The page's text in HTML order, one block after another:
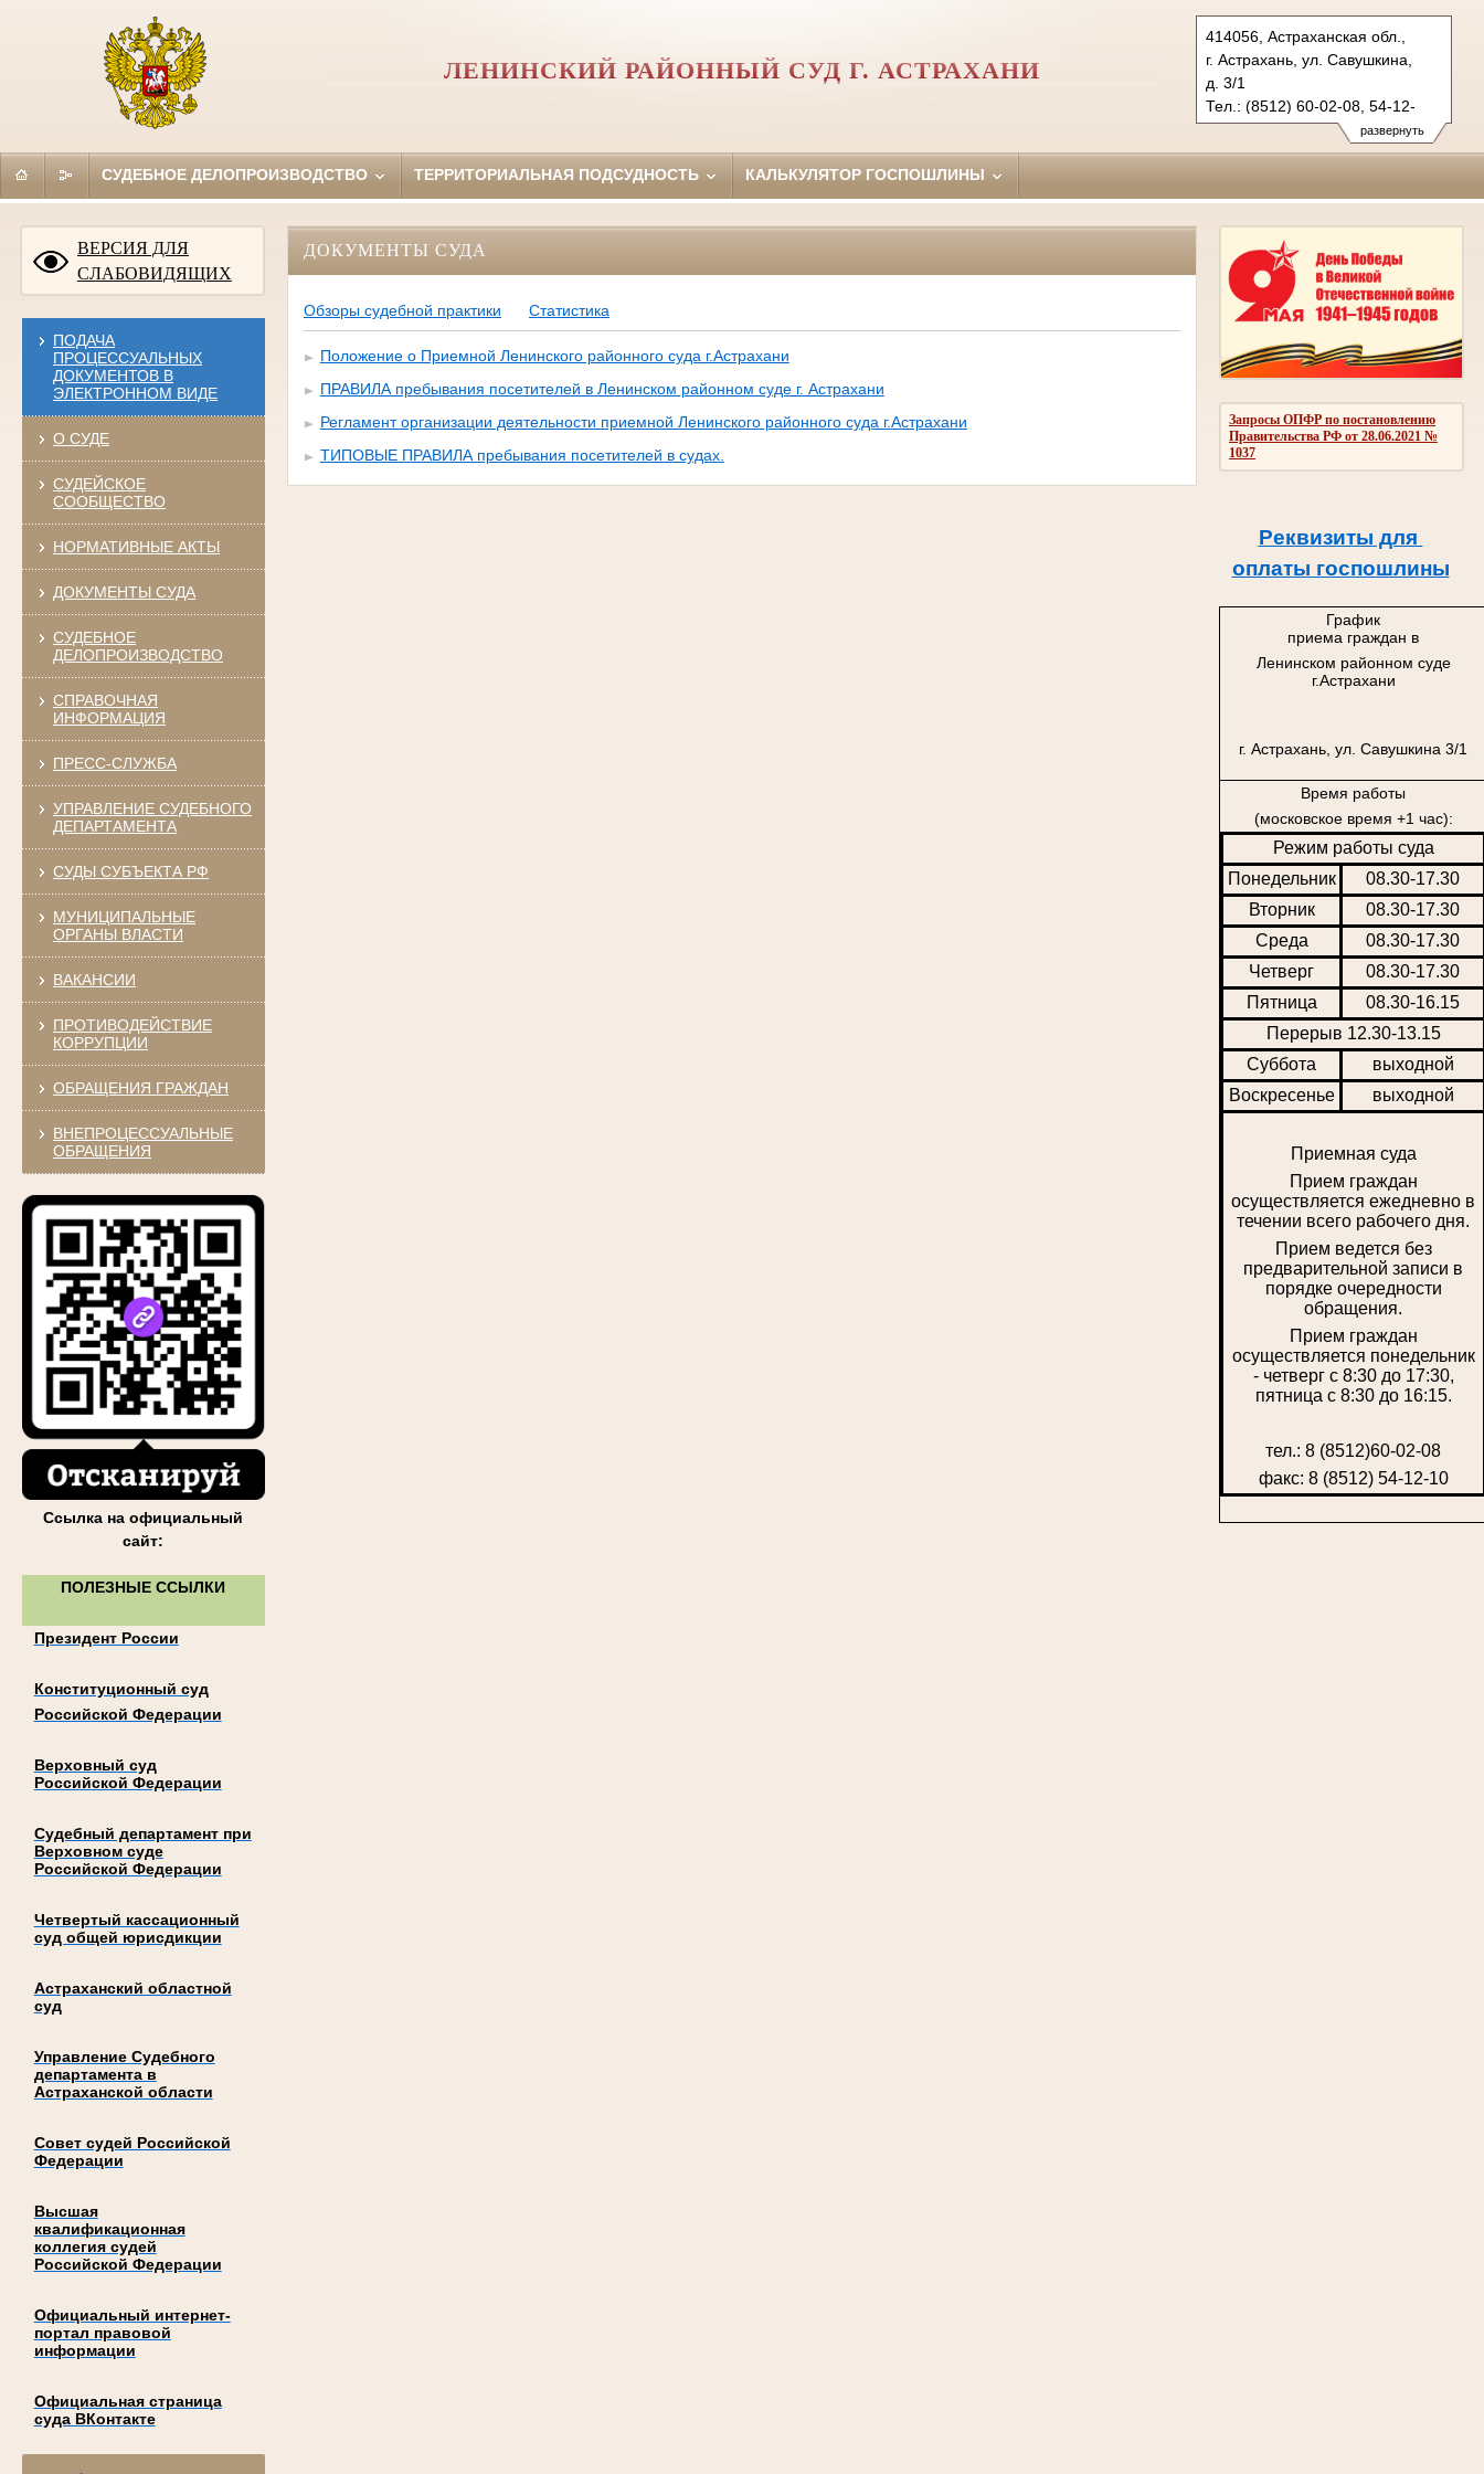
развернуть
414056, Астраханская обл.,
г. Астрахань, ул. Савушкина,
д. 3/1
Тел.: (8512) 60-02-08, 54-12-
10 (ф.)
leninsky.ast@sudrf.ru
ЛЕНИНСКИЙ РАЙОННЫЙ СУД Г. АСТРАХАНИ
СУДЕБНОЕ ДЕЛОПРОИЗВОДСТВО ТЕРРИТОРИАЛЬНАЯ ПОДСУДНОСТЬ КАЛЬКУЛЯТОР ГОСПОШЛИНЫ
ВЕРСИЯ ДЛЯ
СЛАБОВИДЯЩИХ
ПОДАЧА
ПРОЦЕССУАЛЬНЫХ
ДОКУМЕНТОВ В
ЭЛЕКТРОННОМ ВИДЕ
О СУДЕ
СУДЕЙСКОЕ
СООБЩЕСТВО
НОРМАТИВНЫЕ АКТЫ
ДОКУМЕНТЫ СУДА
СУДЕБНОЕ
ДЕЛОПРОИЗВОДСТВО
СПРАВОЧНАЯ
ИНФОРМАЦИЯ
ПРЕСС-СЛУЖБА
УПРАВЛЕНИЕ СУДЕБНОГО
ДЕПАРТАМЕНТА
СУДЫ СУБЪЕКТА РФ
МУНИЦИПАЛЬНЫЕ
ОРГАНЫ ВЛАСТИ
ВАКАНСИИ
ПРОТИВОДЕЙСТВИЕ
КОРРУПЦИИ
ОБРАЩЕНИЯ ГРАЖДАН
ВНЕПРОЦЕССУАЛЬНЫЕ
ОБРАЩЕНИЯ
Ссылка на официальный
сайт:
ПОЛЕЗНЫЕ ССЫЛКИ
Президент России
Конституционный суд
Российской Федерации
Верховный суд
Российской Федерации
Судебный департамент при
Верховном суде
Российской Федерации
Четвертый кассационный
суд общей юрисдикции
Астраханский областной
суд
Управление Судебного
департамента в
Астраханской области
Совет судей Российской
Федерации
Высшая
квалификационная
коллегия судей
Российской Федерации
Официальный интернет-
портал правовой
информации
Официальная страница
суда ВКонтакте
Запросы ОПФР по постановлению
Правительства РФ от 28.06.2021 №
1037
Реквизиты для
оплаты госпошлины
График
приема граждан в
Ленинском районном суде
г.Астрахани
г. Астрахань, ул. Савушкина 3/1
Время работы
(московское время +1 час):
Режим работы суда
Понедельник
08.30-17.30
Вторник
08.30-17.30
Среда
08.30-17.30
Четверг
08.30-17.30
Пятница
08.30-16.15
Перерыв 12.30-13.15
Суббота
выходной
Воскресенье
выходной
Приемная суда
Прием граждан
осуществляется ежедневно в
течении всего рабочего дня.
Прием ведется без
предварительной записи в
порядке очередности
обращения.
Прием граждан
осуществляется понедельник
- четверг с 8:30 до 17:30,
пятница с 8:30 до 16:15.
тел.: 8 (8512)60-02-08
факс: 8 (8512) 54-12-10
ДОКУМЕНТЫ СУДА
Обзоры судебной практики Статистика
Положение о Приемной Ленинского районного суда г.Астрахани
ПРАВИЛА пребывания посетителей в Ленинском районном суде г. Астрахани
Регламент организации деятельности приемной Ленинского районного суда г.Астрахани
ТИПОВЫЕ ПРАВИЛА пребывания посетителей в судах.